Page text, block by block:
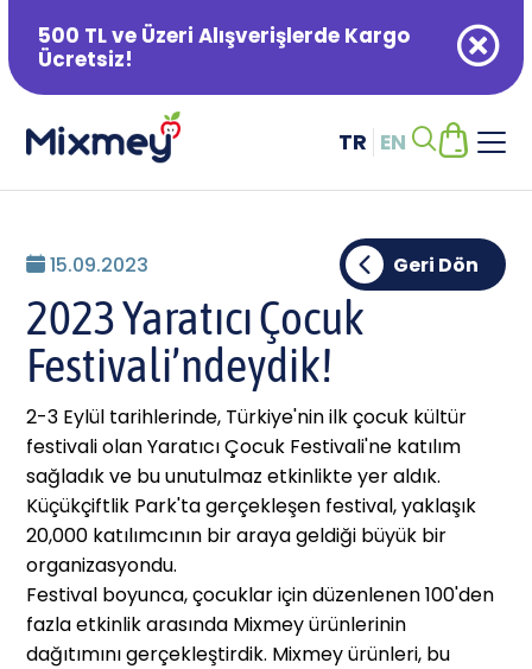
500 TL ve Üzeri Alışverişlerde Kargo
Ücretsiz!
TR EN
15.09.2023 Geri Dön
2023 Yaratıcı Çocuk
Festivali’ndeydik!
2-3 Eylül tarihlerinde, Türkiye'nin ilk çocuk kültür
festivali olan Yaratıcı Çocuk Festivali'ne katılım
sağladık ve bu unutulmaz etkinlikte yer aldık.
Küçükçiftlik Park'ta gerçekleşen festival, yaklaşık
20,000 katılımcının bir araya geldiği büyük bir
organizasyondu.
Festival boyunca, çocuklar için düzenlenen 100'den
fazla etkinlik arasında Mixmey ürünlerinin
dağıtımını gerçekleştirdik. Mixmey ürünleri, bu